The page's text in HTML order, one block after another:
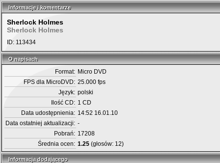
Informacje i komentarze
Informacje i komentarze
Sherlock Holmes
Sherlock Holmes
ID: 113434
O napisach
O napisach
Format: Micro DVD
FPS dla MicroDVD: 25.000 fps
Język: polski
Ilość CD: 1 CD
Data udostępnienia: 14:52 16.01.10
Data ostatniej aktualizacji: -
Pobrań: 17208
Średnia ocen: 1.25 (głosów: 12)
Informacja dodającego
Informacja dodającego